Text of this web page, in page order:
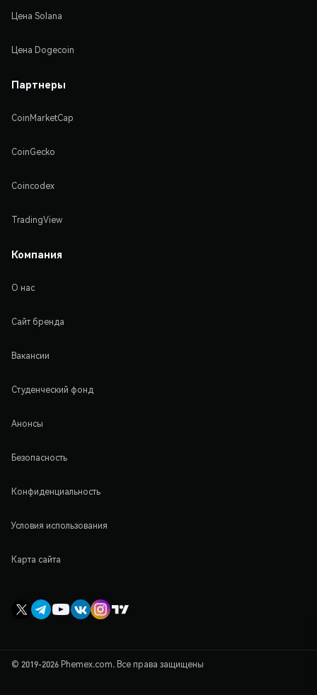
Цена Solana
Цена Dogecoin
Партнеры
CoinMarketCap
CoinGecko
Coincodex
TradingView
Компания
О нас
Сайт бренда
Вакансии
Студенческий фонд
Анонсы
Безопасность
Конфиденциальность
Условия использования
Карта сайта
© 2019-2026 Phemex.com. Все права защищены